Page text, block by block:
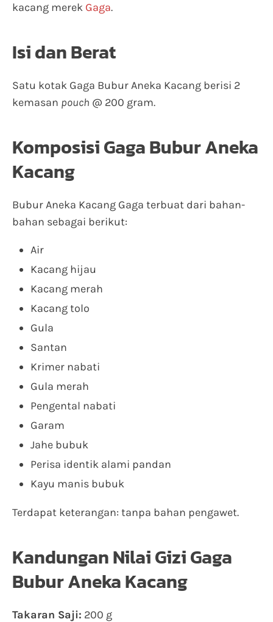
kacang merek Gaga.
Isi dan Berat
Satu kotak Gaga Bubur Aneka Kacang berisi 2
kemasan pouch @ 200 gram.
Komposisi Gaga Bubur Aneka
Kacang
Bubur Aneka Kacang Gaga terbuat dari bahan-
bahan sebagai berikut:
Air
Kacang hijau
Kacang merah
Kacang tolo
Gula
Santan
Krimer nabati
Gula merah
Pengental nabati
Garam
Jahe bubuk
Perisa identik alami pandan
Kayu manis bubuk
Terdapat keterangan: tanpa bahan pengawet.
Kandungan Nilai Gizi Gaga
Bubur Aneka Kacang
Takaran Saji: 200 g